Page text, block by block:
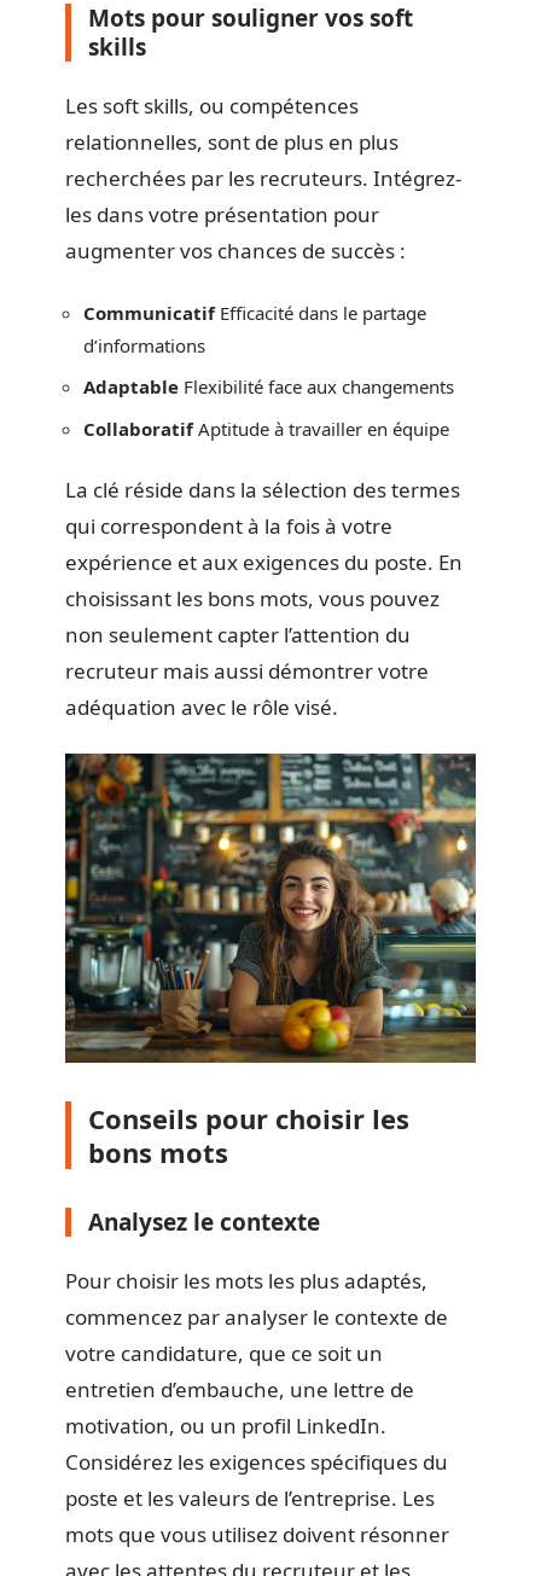
Mots pour souligner vos soft
skills
Les soft skills, ou compétences
relationnelles, sont de plus en plus
recherchées par les recruteurs. Intégrez-
les dans votre présentation pour
augmenter vos chances de succès :
CommunicatifEfficacité dans le partage
d’informations
Adaptable Flexibilité face aux changements
CollaboratifAptitude à travailler en équipe
La clé réside dans la sélection des termes
qui correspondent à la fois à votre
expérience et aux exigences du poste. En
choisissant les bons mots, vous pouvez
non seulement capter l’attention du
recruteur mais aussi démontrer votre
adéquation avec le rôle visé.
Conseils pour choisir les
bons mots
Analysez le contexte
Pour choisir les mots les plus adaptés,
commencez par analyser le contexte de
votre candidature, que ce soit un
entretien d’embauche, une lettre de
motivation, ou un profil LinkedIn.
Considérez les exigences spécifiques du
poste et les valeurs de l’entreprise. Les
mots que vous utilisez doivent résonner